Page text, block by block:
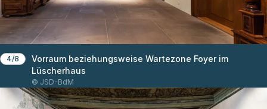
4/8
Vorraum beziehungsweise Wartezone Foyer im
Lüscherhaus
© JSD-BdM